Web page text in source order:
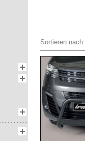
Sortieren nach: